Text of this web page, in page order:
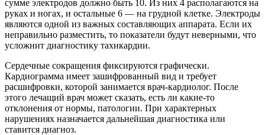
сумме электродов должно быть 10. Из них 4 располагаются на
руках и ногах, и остальные 6 — на грудной клетке. Электроды
являются одной из важных составляющих аппарата. Если их
неправильно разместить, то показатели будут неверными, что
усложнит диагностику тахикардии.
Сердечные сокращения фиксируются графически.
Кардиограмма имеет зашифрованный вид и требует
расшифровки, которой занимается врач-кардиолог. После
этого лечащий врач может сказать, есть ли какие-то
отклонения от нормы, патологии. При характерных
нарушениях назначается дальнейшая диагностика или
ставится диагноз.